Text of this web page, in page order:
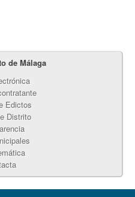
de Málaga
Edictos
Distrito